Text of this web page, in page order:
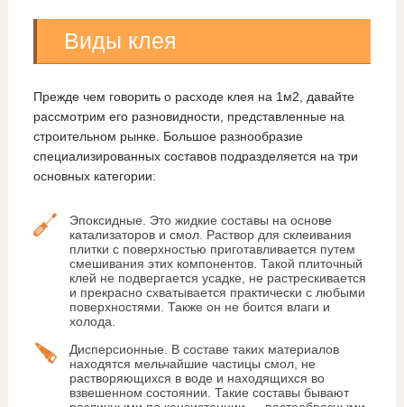
Виды клея
Прежде чем говорить о расходе клея на 1м2, давайте
рассмотрим его разновидности, представленные на
строительном рынке. Большое разнообразие
специализированных составов подразделяется на три
основных категории:
Эпоксидные. Это жидкие составы на основе
катализаторов и смол. Раствор для склеивания
плитки с поверхностью приготавливается путем
смешивания этих компонентов. Такой плиточный
клей не подвергается усадке, не растрескивается
и прекрасно схватывается практически с любыми
поверхностями. Также он не боится влаги и
холода.
Дисперсионные. В составе таких материалов
находятся мельчайшие частицы смол, не
растворяющихся в воде и находящихся во
взвешенном состоянии. Такие составы бывают